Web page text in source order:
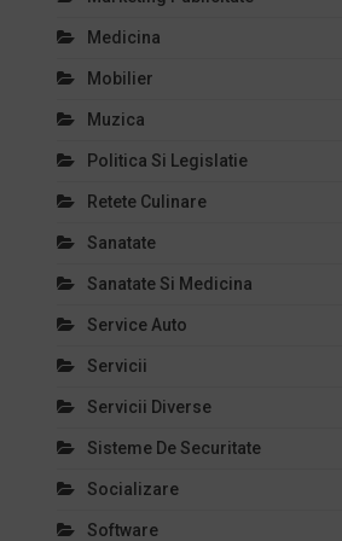
Medicina
Mobilier
Muzica
Politica Si Legislatie
Retete Culinare
Sanatate
Sanatate Si Medicina
Service Auto
Servicii
Servicii Diverse
Sisteme De Securitate
Socializare
Software